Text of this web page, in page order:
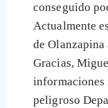
conseguido
Actualmente
de
Gracias,
informaciones
peligroso